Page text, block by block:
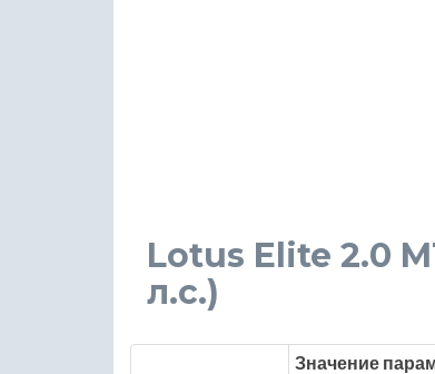
Lotus Elite 2.0
л.с.)
Значение